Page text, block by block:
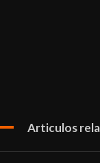
Articulos